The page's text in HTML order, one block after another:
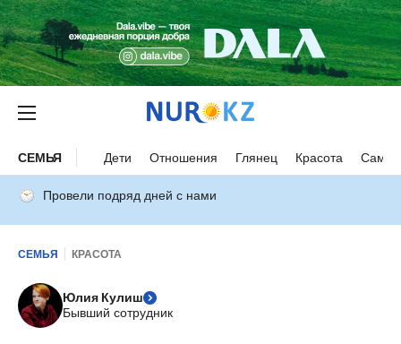
СЕМЬЯ Дети Отношения Глянец Красота
Провели подряд дней с нами
СЕМЬЯ КРАСОТА
Юлия Кулиш
Бывший сотрудник